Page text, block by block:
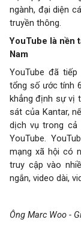
ngành, đại diện
truyền thông.
YouTube là nền
Nam
YouTube đã
tổng số ước tính
khẳng định sự vị
sát của Kantar,
dịch vụ trong cả
YouTube.
mạng xã hội có
truy cập vào
ngắn, video dài,
Ông Marc Woo -